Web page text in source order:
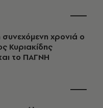
συνεχόμενη χρονιά ο
Κυριακίδης
το ΠΑΓΝΗ